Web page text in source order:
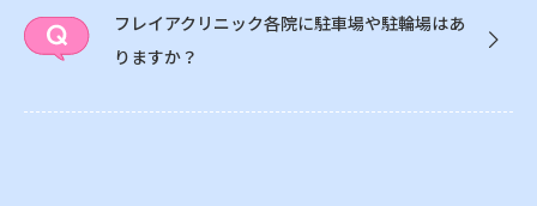
フレイアクリニック各院に駐車場や駐輪場はあ
りますか？